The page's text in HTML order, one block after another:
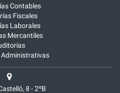
Contables
Fiscales
Laborales
Mercantiles
Administrativas
8 - 2ºB